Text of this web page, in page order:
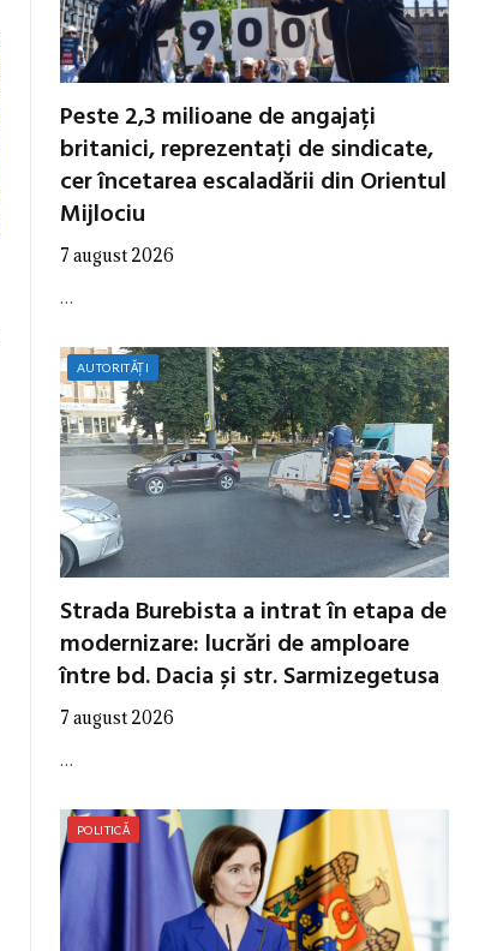
Peste 2,3 milioane de angajați
britanici, reprezentați de sindicate,
cer încetarea escaladării din Orientul
Mijlociu
7 august 2026
…
AUTORITĂȚI
Strada Burebista a intrat în etapa de
modernizare: lucrări de amploare
între bd. Dacia și str. Sarmizegetusa
7 august 2026
…
POLITICĂ